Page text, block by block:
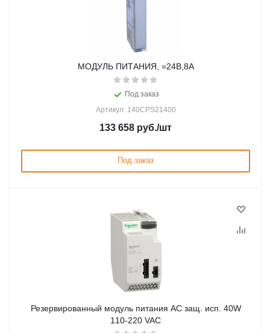
МОДУЛЬ ПИТАНИЯ, =24В,8A
Под заказ
Артикул: 140CPS21400
133 658 руб./шт
Под заказ
Резервированный модуль питания AC защ. исп. 40W
110-220 VAC